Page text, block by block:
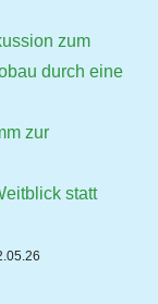
zum
durch eine
zur
statt